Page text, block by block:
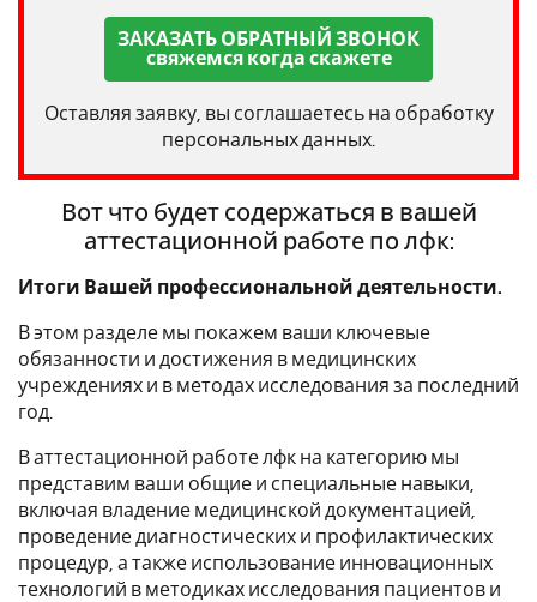
ЗАКАЗАТЬ ОБРАТНЫЙ ЗВОНОК
свяжемся когда скажете
Оставляя заявку, вы соглашаетесь на обработку
персональных данных.
Вот что будет содержаться в вашей
аттестационной работе по лфк:
Итоги Вашей профессиональной деятельности.
В этом разделе мы покажем ваши ключевые
обязанности и достижения в медицинских
учреждениях и в методах исследования за последний
год.
В аттестационной работе лфк на категорию мы
представим ваши общие и специальные навыки,
включая владение медицинской документацией,
проведение диагностических и профилактических
процедур, а также использование инновационных
технологий в методиках исследования пациентов и